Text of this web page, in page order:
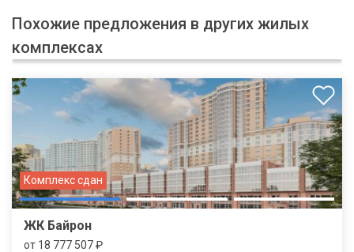
Похожие предложения в других жилых
комплексах
Комплекс сдан
ЖК Байрон
от 18 777 507 ₽